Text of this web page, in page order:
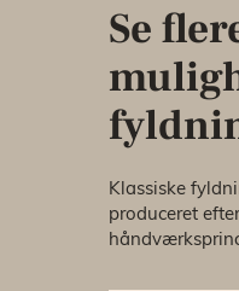
Se
Klassiske
produceret